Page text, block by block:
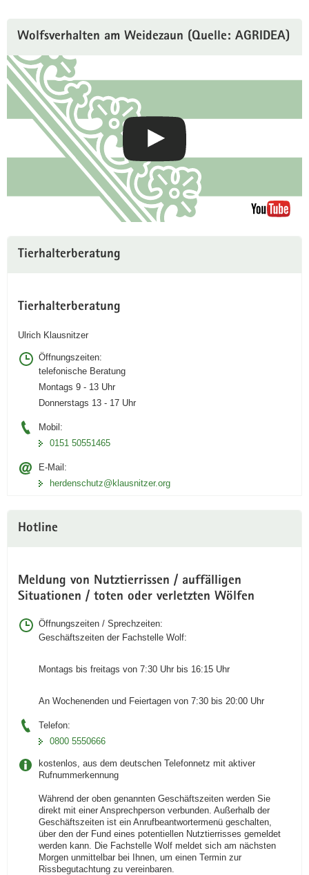
Wolfsverhalten am Weidezaun (Quelle: AGRIDEA)
Tierhalterberatung
Tierhalterberatung
Ulrich Klausnitzer
Öffnungszeiten:
telefonische Beratung
Montags 9 - 13 Uhr
Donnerstags 13 - 17 Uhr
Mobil:
0151 50551465
E-Mail:
herdenschutz@klausnitzer.org
Hotline
Meldung von Nutztierrissen / auffälligen
Situationen / toten oder verletzten Wölfen
Öffnungszeiten / Sprechzeiten:
Geschäftszeiten der Fachstelle Wolf:
Montags bis freitags von 7:30 Uhr bis 16:15 Uhr
An Wochenenden und Feiertagen von 7:30 bis 20:00 Uhr
Telefon:
0800 5550666
kostenlos, aus dem deutschen Telefonnetz mit aktiver
Rufnummerkennung
Während der oben genannten Geschäftszeiten werden Sie
direkt mit einer Ansprechperson verbunden. Außerhalb der
Geschäftszeiten ist ein Anrufbeantwortermenü geschalten,
über den der Fund eines potentiellen Nutztierrisses gemeldet
werden kann. Die Fachstelle Wolf meldet sich am nächsten
Morgen unmittelbar bei Ihnen, um einen Termin zur
Rissbegutachtung zu vereinbaren.